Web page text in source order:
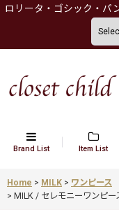
ロリータ・ゴシック・パ
Brand List Item List
Home > MILK > ワンピース
> MILK / セレモニーワンピー